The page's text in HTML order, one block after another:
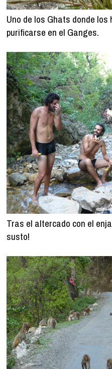
Uno de los Ghats donde
purificarse en el Ganges.
Tras el altercado con el
susto!